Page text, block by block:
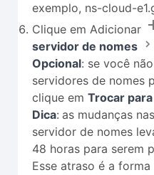
exemplo, ns-cloud-
Clique em Adicionar
servidor de nomes
Opcional: se você
servidores de nomes
clique em Trocar
Dica: as mudanças
servidor de nomes
48 horas para serem
Esse atraso é a